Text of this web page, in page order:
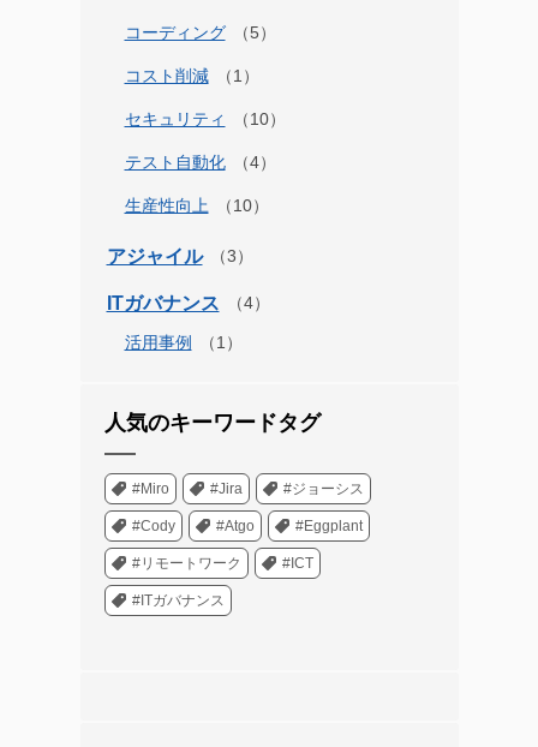
コーディング
コスト削減
セキュリティ
テスト自動化
生産性向上
アジャイル
ITガバナンス
活用事例
人気のキーワードタグ
#Miro #Jira #ジョーシス
#Cody #Atgo #Eggplant
#リモートワーク #ICT
#ITガバナンス